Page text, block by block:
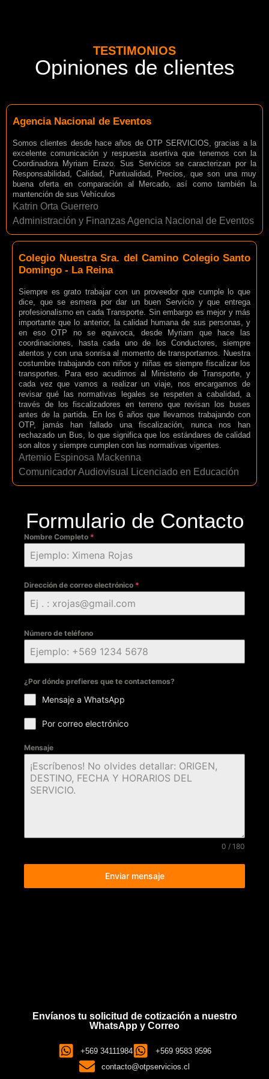
TESTIMONIOS
Opiniones de clientes
Agencia Nacional de Eventos
Somos clientes desde hace años de OTP SERVICIOS, gracias a la
excelente comunicación y respuesta asertiva que tenemos con la
Coordinadora Myriam Erazo. Sus Servicios se caracterizan por la
Responsabilidad, Calidad, Puntualidad, Precios, que son una muy
buena oferta en comparación al Mercado, así como también la
mantención de sus Vehículos
Katrin Orta Guerrero
Administración y Finanzas Agencia Nacional de Eventos
Colegio Nuestra Sra. del Camino Colegio Santo
Domingo - La Reina
Siempre es grato trabajar con un proveedor que cumple lo que
dice, que se esmera por dar un buen Servicio y que entrega
profesionalismo en cada Transporte. Sin embargo es mejor y más
importante que lo anterior, la calidad humana de sus personas, y
en eso OTP no se equivoca, desde Myriam que hace las
coordinaciones, hasta cada uno de los Conductores, siempre
atentos y con una sonrisa al momento de transportarnos. Nuestra
costumbre trabajando con niños y niñas es siempre fiscalizar los
transportes. Para eso acudimos al Ministerio de Transporte, y
cada vez que vamos a realizar un viaje, nos encargamos de
revisar qué las normativas legales se respeten a cabalidad, a
través de los fiscalizadores en terreno que revisan los buses
antes de la partida. En los 6 años que llevamos trabajando con
OTP, jamás han fallado una fiscalización, nunca nos han
rechazado un Bus, lo que significa que los estándares de calidad
son altos y siempre cumplen con las normativas vigentes.
Artemio Espinosa Mackenna
Comunicador Audiovisual Licenciado en Educación
Formulario de Contacto
Nombre Completo *
Dirección de correo electrónico *
Número de teléfono
¿Por dónde prefieres que te contactemos?
Mensaje a WhatsApp
Por correo electrónico
Mensaje
0 / 180
Enviar mensaje
Envíanos tu solicitud de cotización a nuestro
WhatsApp y Correo
+569 34111984
+569 9583 9596
contacto@otpservicios.cl